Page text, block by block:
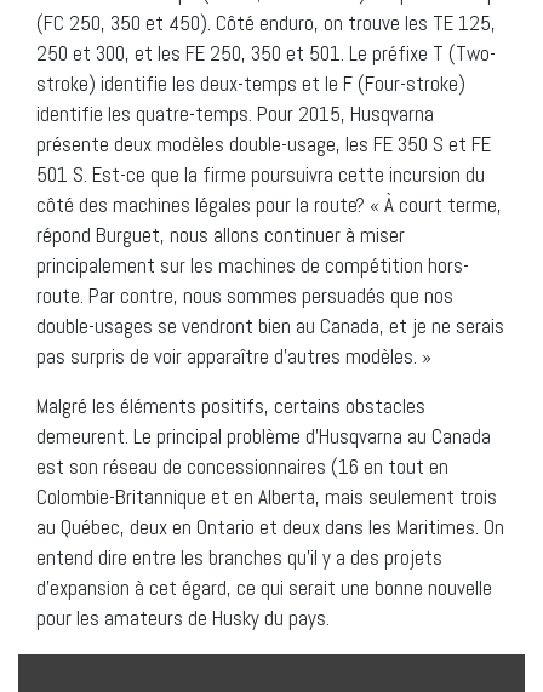
(FC 250, 350 et 450). Côté enduro, on trouve les TE 125,
250 et 300, et les FE 250, 350 et 501. Le préfixe T (Two-
stroke) identifie les deux-temps et le F (Four-stroke)
identifie les quatre-temps. Pour 2015, Husqvarna
présente deux modèles double-usage, les FE 350 S et FE
501 S. Est-ce que la firme poursuivra cette incursion du
côté des machines légales pour la route? « À court terme,
répond Burguet, nous allons continuer à miser
principalement sur les machines de compétition hors-
route. Par contre, nous sommes persuadés que nos
double-usages se vendront bien au Canada, et je ne serais
pas surpris de voir apparaître d’autres modèles. »
Malgré les éléments positifs, certains obstacles
demeurent. Le principal problème d’Husqvarna au Canada
est son réseau de concessionnaires (16 en tout en
Colombie-Britannique et en Alberta, mais seulement trois
au Québec, deux en Ontario et deux dans les Maritimes. On
entend dire entre les branches qu’il y a des projets
d’expansion à cet égard, ce qui serait une bonne nouvelle
pour les amateurs de Husky du pays.